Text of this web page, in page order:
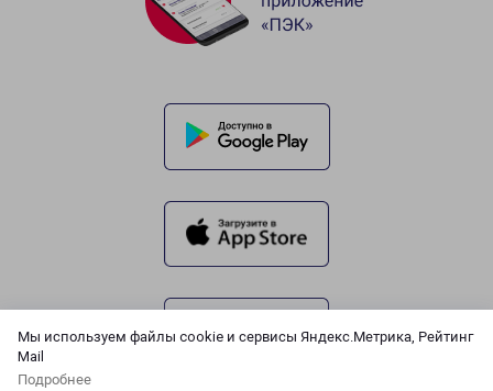
Мы используем файлы cookie и сервисы Яндекс.Метрика, Рейтинг
Mail
Подробнее